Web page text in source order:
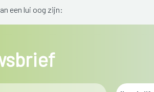
een lui oog zijn:
moeilijk naar iets kunnen grijpen